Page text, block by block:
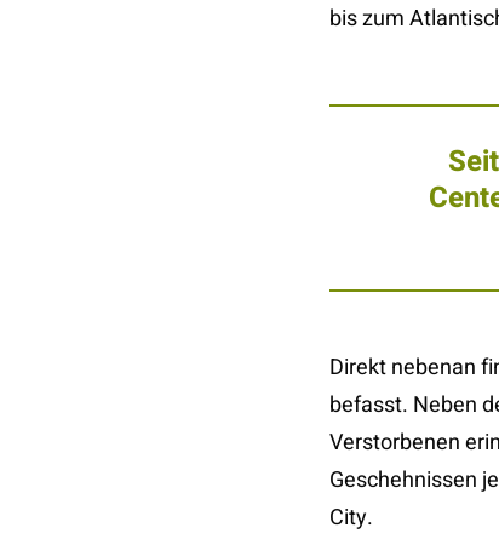
bis zum
Direkt nebenan
befasst. Neben
Verstorbenen
Geschehnissen
City.